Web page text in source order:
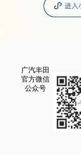
广汽丰田
官方微信
公众号